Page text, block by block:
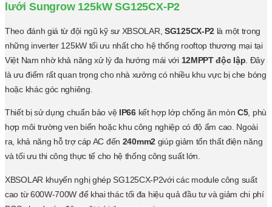
lưới Sungrow 125kW SG125CX-P2
Theo đánh giá từ đội ngũ kỹ sư XBSOLAR, SG125CX-P2 là một trong
những inverter 125kW tối ưu nhất cho hệ thống rooftop thương mại tại
Việt Nam nhờ khả năng xử lý đa hướng mái với 12MPPT độc lập . Đây
là ưu điểm rất quan trọng cho nhà xưởng có nhiều khu vực bị che bóng
hoặc khác góc nghiêng.
Thiết bị sử dụng chuẩn bảo vệ IP66kết hợp lớp chống ăn mònC5, phù
hợp môi trường ven biển hoặc khu công nghiệp có độ ẩm cao. Ngoài
ra, khả năng hỗ trợ cáp AC đến 240mm2giúp giảm tổn thất điện năng
và tối ưu thi công thực tế cho hệ thống công suất lớn.
XBSOLAR khuyến nghị ghép SG125CX-P2với các module công suất
cao từ 600W-700W để khai thác tối đa hiệu quả đầu tư và giảm chi phí